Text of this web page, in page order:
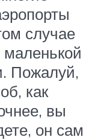
случае
Пожалуй,
как
вы
он сам